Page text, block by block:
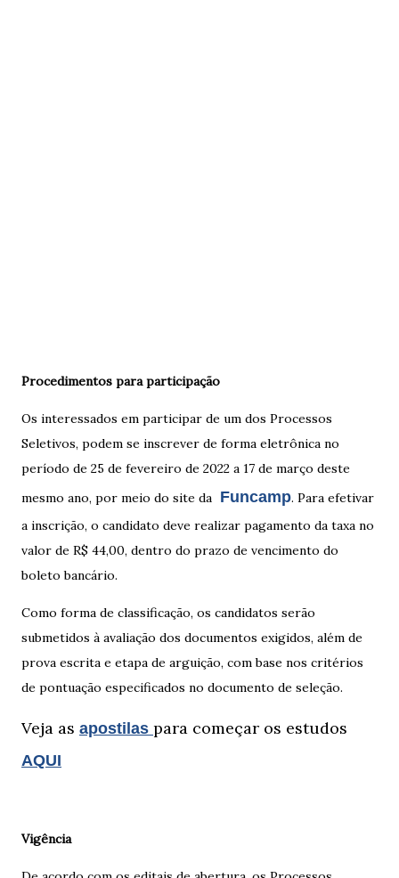
Procedimentos para participação
Os interessados em participar de um dos Processos
Seletivos, podem se inscrever de forma eletrônica no
período de 25 de fevereiro de 2022 a 17 de março deste
mesmo ano, por meio do site da Funcamp. Para efetivar
a inscrição, o candidato deve realizar pagamento da taxa no
valor de R$ 44,00, dentro do prazo de vencimento do
boleto bancário.
Como forma de classificação, os candidatos serão
submetidos à avaliação dos documentos exigidos, além de
prova escrita e etapa de arguição, com base nos critérios
de pontuação especificados no documento de seleção.
Veja as apostilas para começar os estudos
AQUI
Vigência